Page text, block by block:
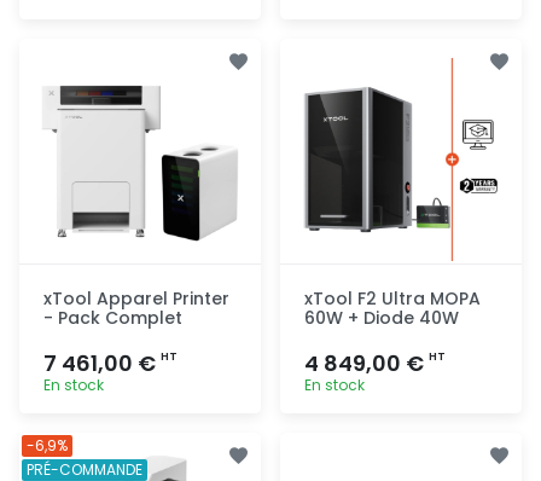
xTool Apparel Printer
- Pack Complet
7 461,00 € HT
En stock
rapide
xTool F2 Ultra MOPA
60W + Diode 40W
4 849,00 € HT
En stock
-6,9%
PRÉ-COMMANDE